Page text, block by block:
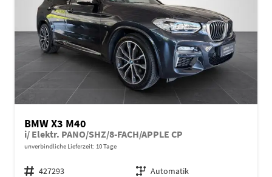
BMW X3 M40
i/ Elektr. PANO/SHZ/8-FACH/APPLE CP
unverbindliche Lieferzeit: 10 Tage
Fahrzeugnr. 427293 Getriebe Automatik